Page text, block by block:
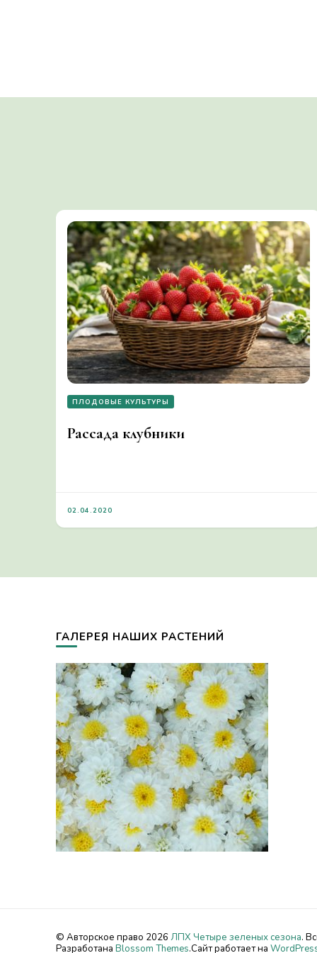
ПЛОДОВЫЕ КУЛЬТУРЫ
Рассада клубники
02.04.2020
ГАЛЕРЕЯ НАШИХ РАСТЕНИЙ
© Авторское право 2026ЛПХ Четыре зеленых сезона.
Разработана Blossom Themes.Сайт работает на